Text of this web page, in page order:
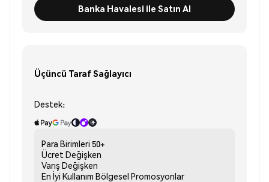
Banka Havalesi ile Satın Al
Üçüncü Taraf Sağlayıcı
Destek:
Para Birimleri 50+
Ücret Değişken
Varış Değişken
En İyi Kullanım Bölgesel Promosyonlar